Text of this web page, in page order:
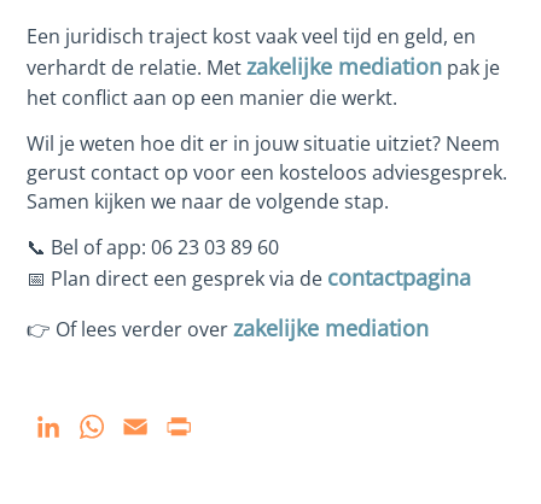
Een juridisch traject kost vaak veel tijd en geld, en
verhardt de relatie. Metzakelijke mediation pak je
het conflict aan op een manier die werkt.
Wil je weten hoe dit er in jouw situatie uitziet? Neem
gerust contact op voor een kosteloos adviesgesprek.
Samen kijken we naar de volgende stap.
📞 Bel of app: 06 23 03 89 60
📅 Plan direct een gesprek via de contactpagina
👉 Of lees verder overzakelijke mediation
LinkedInWhatsApp
Email